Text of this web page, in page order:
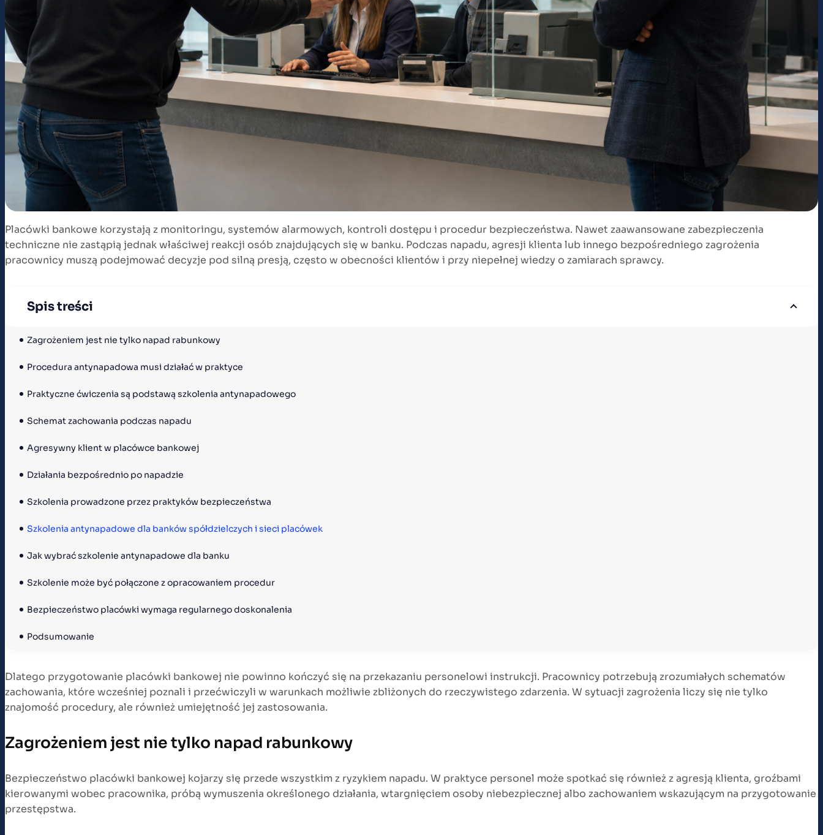
Placówki bankowe korzystają z monitoringu, systemów alarmowych, kontroli dostępu i procedur bezpieczeństwa. Nawet zaawansowane zabezpieczenia
techniczne nie zastąpią jednak właściwej reakcji osób znajdujących się w banku. Podczas napadu, agresji klienta lub innego bezpośredniego zagrożenia
pracownicy muszą podejmować decyzje pod silną presją, często w obecności klientów i przy niepełnej wiedzy o zamiarach sprawcy.
Spis treści
Zagrożeniem jest nie tylko napad rabunkowy
Procedura antynapadowa musi działać w praktyce
Praktyczne ćwiczenia są podstawą szkolenia antynapadowego
Schemat zachowania podczas napadu
Agresywny klient w placówce bankowej
Działania bezpośrednio po napadzie
Szkolenia prowadzone przez praktyków bezpieczeństwa
Szkolenia antynapadowe dla banków spółdzielczych i sieci placówek
Jak wybrać szkolenie antynapadowe dla banku
Szkolenie może być połączone z opracowaniem procedur
Bezpieczeństwo placówki wymaga regularnego doskonalenia
Podsumowanie
Dlatego przygotowanie placówki bankowej nie powinno kończyć się na przekazaniu personelowi instrukcji. Pracownicy potrzebują zrozumiałych schematów
zachowania, które wcześniej poznali i przećwiczyli w warunkach możliwie zbliżonych do rzeczywistego zdarzenia. W sytuacji zagrożenia liczy się nie tylko
znajomość procedury, ale również umiejętność jej zastosowania.
Zagrożeniem jest nie tylko napad rabunkowy
Bezpieczeństwo placówki bankowej kojarzy się przede wszystkim z ryzykiem napadu. W praktyce personel może spotkać się również z agresją klienta, groźbami
kierowanymi wobec pracownika, próbą wymuszenia określonego działania, wtargnięciem osoby niebezpiecznej albo zachowaniem wskazującym na przygotowanie
przestępstwa.